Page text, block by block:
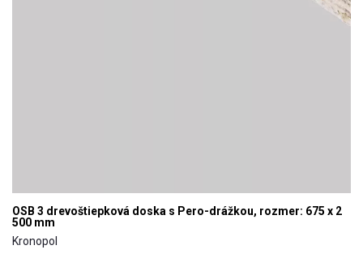
OSB 3 drevoštiepková doska s Pero-drážkou, rozmer: 675 x 2
500 mm
Kronopol